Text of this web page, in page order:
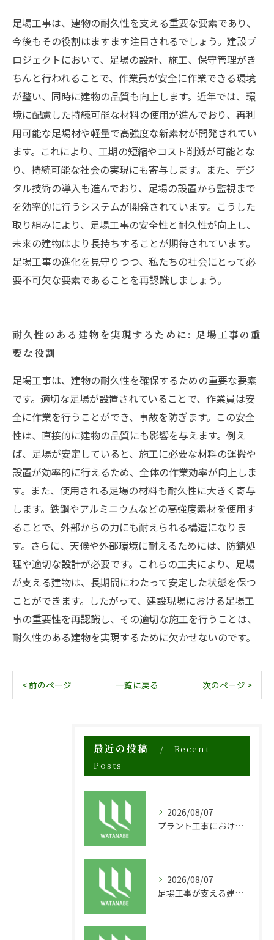
足場工事は、建物の耐久性を支える重要な要素であり、
今後もその役割はますます注目されるでしょう。建設プ
ロジェクトにおいて、足場の設計、施工、保守管理がき
ちんと行われることで、作業員が安全に作業できる環境
が整い、同時に建物の品質も向上します。近年では、環
境に配慮した持続可能な材料の使用が進んでおり、再利
用可能な足場材や軽量で高強度な新素材が開発されてい
ます。これにより、工期の短縮やコスト削減が可能とな
り、持続可能な社会の実現にも寄与します。また、デジ
タル技術の導入も進んでおり、足場の設置から監視まで
を効率的に行うシステムが開発されています。こうした
取り組みにより、足場工事の安全性と耐久性が向上し、
未来の建物はより長持ちすることが期待されています。
足場工事の進化を見守りつつ、私たちの社会にとって必
要不可欠な要素であることを再認識しましょう。
耐久性のある建物を実現するために: 足場工事の重
要な役割
足場工事は、建物の耐久性を確保するための重要な要素
です。適切な足場が設置されていることで、作業員は安
全に作業を行うことができ、事故を防ぎます。この安全
性は、直接的に建物の品質にも影響を与えます。例え
ば、足場が安定していると、施工に必要な材料の運搬や
設置が効率的に行えるため、全体の作業効率が向上しま
す。また、使用される足場の材料も耐久性に大きく寄与
します。鉄鋼やアルミニウムなどの高強度素材を使用す
ることで、外部からの力にも耐えられる構造になりま
す。さらに、天候や外部環境に耐えるためには、防錆処
理や適切な設計が必要です。これらの工夫により、足場
が支える建物は、長期間にわたって安定した状態を保つ
ことができます。したがって、建設現場における足場工
事の重要性を再認識し、その適切な施工を行うことは、
耐久性のある建物を実現するために欠かせないのです。
< 前のページ 一覧に戻る 次のページ >
最近の投稿
Recent
Posts
2026/08/07
プラント工事における足場工事の安全対策と施工の重要性
2026/08/07
足場工事が支える建物の長寿命化と外装塗装の重要性